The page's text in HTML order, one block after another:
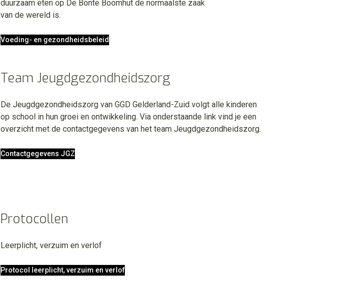
duurzaam eten op De Bonte Boomhut de normaalste zaak
van de wereld is.
Voeding- en gezondheidsbeleid
Team Jeugdgezondheidszorg
De Jeugdgezondheidszorg van GGD Gelderland-Zuid volgt alle kinderen
op school in hun groei en ontwikkeling. Via onderstaande link vind je een
overzicht met de contactgegevens van het team Jeugdgezondheidszorg.
Contactgegevens JGZ
Protocollen
Leerplicht, verzuim en verlof
Protocol leerplicht, verzuim en verlof